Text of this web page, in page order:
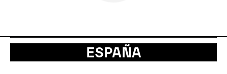
ESPAÑA